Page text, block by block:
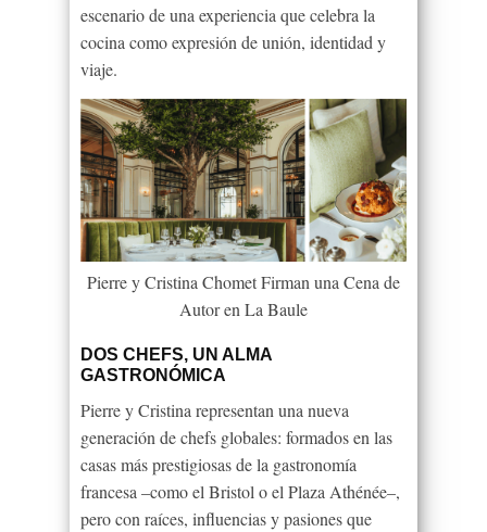
escenario de una experiencia que celebra la
cocina como expresión de unión, identidad y
viaje.
Pierre y Cristina Chomet Firman una Cena de
Autor en La Baule
DOS CHEFS, UN ALMA
GASTRONÓMICA
Pierre y Cristina representan una nueva
generación de chefs globales: formados en las
casas más prestigiosas de la gastronomía
francesa –como el Bristol o el Plaza Athénée–,
pero con raíces, influencias y pasiones que